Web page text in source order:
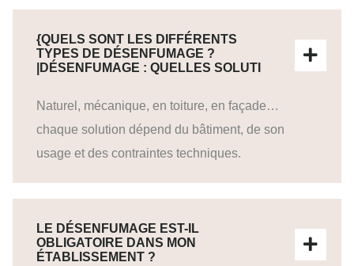
{QUELS SONT LES DIFFÉRENTS
TYPES DE DÉSENFUMAGE ?
|DÉSENFUMAGE : QUELLES SOLUTI
Naturel, mécanique, en toiture, en façade…
chaque solution dépend du bâtiment, de son
usage et des contraintes techniques.
LE DÉSENFUMAGE EST-IL
OBLIGATOIRE DANS MON
ÉTABLISSEMENT ?